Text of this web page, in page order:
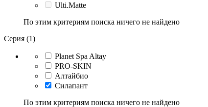
Ulti.Matte
По этим критериям поиска ничего не найдено
Серия (1)
Planet Spa Altay
PRO-SKIN
Алтайбио
Силапант
По этим критериям поиска ничего не найдено